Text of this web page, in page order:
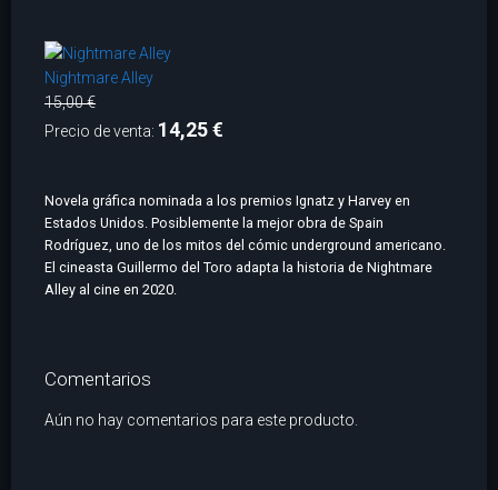
Nightmare Alley
15,00 €
Precio de venta: 14,25 €
Novela gráfica nominada a los premios Ignatz y Harvey en
Estados Unidos. Posiblemente la mejor obra de Spain
Rodríguez, uno de los mitos del cómic underground americano.
El cineasta Guillermo del Toro adapta la historia de Nightmare
Alley al cine en 2020.
Comentarios
Aún no hay comentarios para este producto.